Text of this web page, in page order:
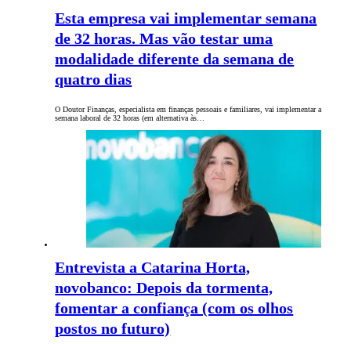
Esta empresa vai implementar semana
de 32 horas. Mas vão testar uma
modalidade diferente da semana de
quatro dias
O Doutor Finanças, especialista em finanças pessoais e familiares, vai implementar a
semana laboral de 32 horas (em alternativa às…
Entrevista a Catarina Horta,
novobanco: Depois da tormenta,
fomentar a confiança (com os olhos
postos no futuro)